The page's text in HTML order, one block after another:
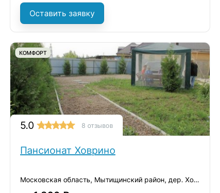
Оставить заявку
КОМФОРТ
5.0 8 отзывов
Пансионат Ховрино
Московская область, Мытищинский район, дер. Ховрино